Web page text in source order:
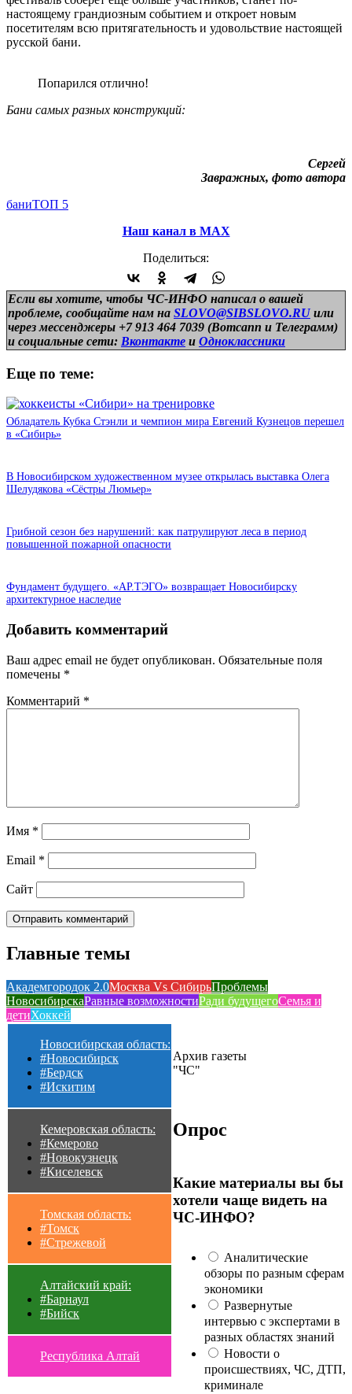
настоящему грандиозным событием и откроет новым
посетителям всю притягательность и удовольствие настоящей
русской бани.
Попарился отлично!
Бани самых разных конструкций:
Сергей
Завражных, фото автора
баниТОП 5
Наш канал в МАХ
Поделиться:
Если вы хотите, чтобы ЧС-ИНФО написал о вашей
проблеме, сообщайте нам на SLOVO@SIBSLOVO.RU или
через мессенджеры +7 913 464 7039 (Вотсапп и Телеграмм)
и социальные сети: Вконтакте и Одноклассники
Еще по теме:
Обладатель Кубка Стэнли и чемпион мира Евгений Кузнецов перешел
в «Сибирь»
В Новосибирском художественном музее открылась выставка Олега
Шелудякова «Сёстры Люмьер»
Грибной сезон без нарушений: как патрулируют леса в период
повышенной пожарной опасности
Фундамент будущего. «АР.ТЭГО» возвращает Новосибирску
архитектурное наследие
Добавить комментарий
Ваш адрес email не будет опубликован. Обязательные поля
помечены *
Комментарий *
Имя *
Email *
Сайт
Главные темы
Академгородок 2.0Москва Vs СибирьПроблемы
НовосибирскаРавные возможностиРади будущегоСемья и
детиХоккей
Новосибирская область:
#Новосибирск
#Бердск
#Искитим
Кемеровская область:
#Кемерово
#Новокузнецк
#Киселевск
Томская область:
#Томск
#Стрежевой
Алтайский край:
#Барнаул
#Бийск
Республика Алтай
Архив газеты
"ЧС"
Опрос
Какие материалы вы бы
хотели чаще видеть на
ЧС-ИНФО?
Аналитические
обзоры по разным сферам
экономики
Развернутые
интервью с экспертами в
разных областях знаний
Новости о
происшествиях, ЧС, ДТП,
криминале